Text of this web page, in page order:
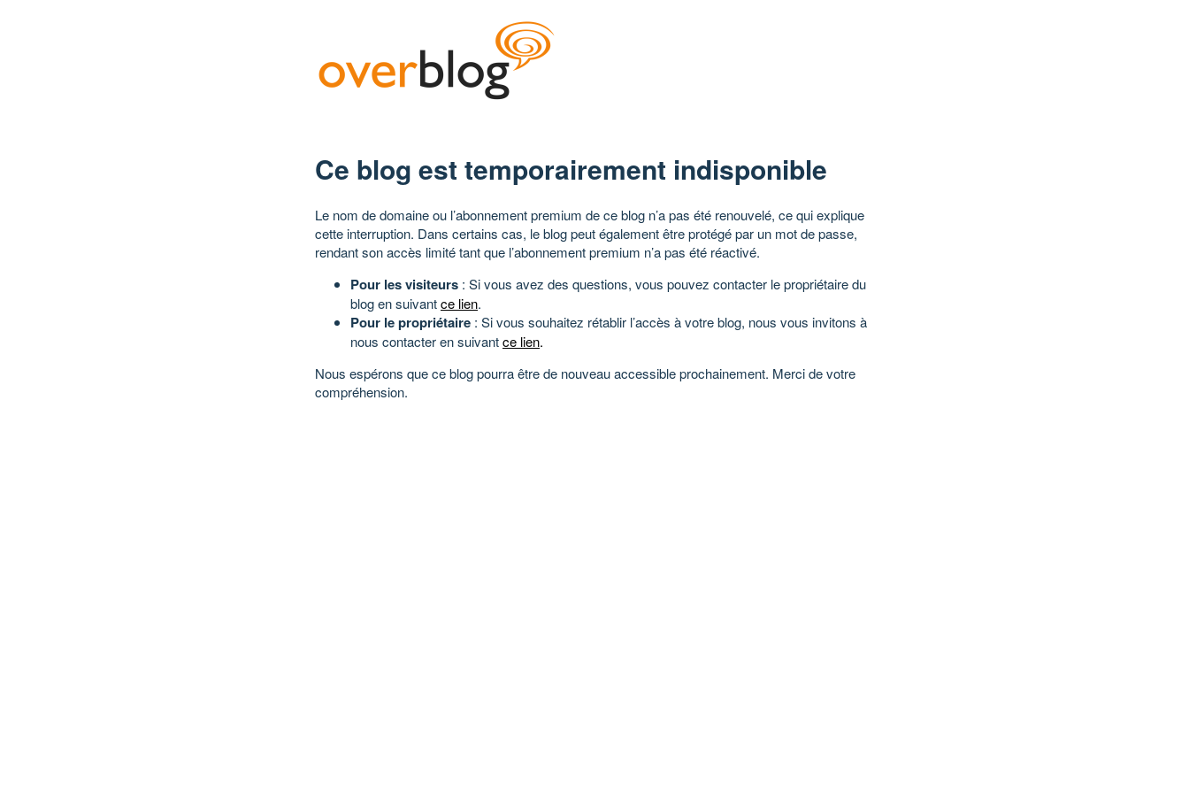
Ce blog est temporairement indisponible
Le nom de domaine ou l’abonnement premium de ce blog n’a pas été renouvelé, ce qui explique
cette interruption. Dans certains cas, le blog peut également être protégé par un mot de passe,
rendant son accès limité tant que l’abonnement premium n’a pas été réactivé.
Pour les visiteurs : Si vous avez des questions, vous pouvez contacter le propriétaire du
blog en suivantce lien.
Pour le propriétaire : Si vous souhaitez rétablir l’accès à votre blog, nous vous invitons à
nous contacter en suivantce lien.
Nous espérons que ce blog pourra être de nouveau accessible prochainement. Merci de votre
compréhension.